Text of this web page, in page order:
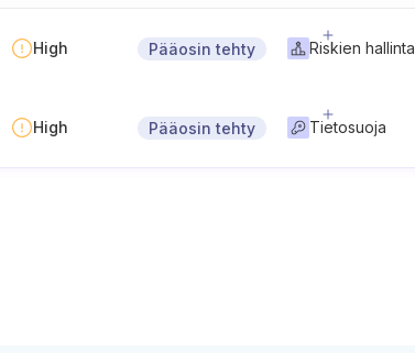
High Pääosin tehty Riskien
High Pääosin tehty Tietosuoja